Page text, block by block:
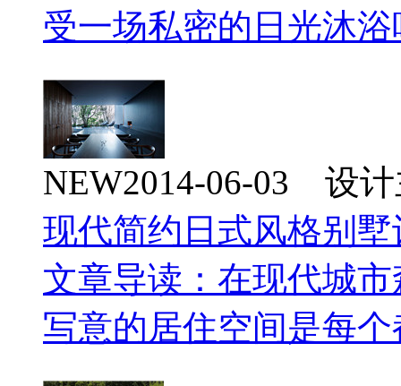
受一场私密的日光沐
NEW2014-06-03 设
现代简约日式风格别
文章导读：在现代城
写意的居住空间是每